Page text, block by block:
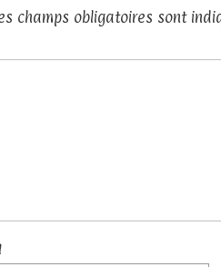
champs obligatoires sont